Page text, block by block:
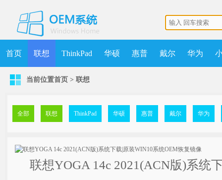
首页 联想 ThinkPad 华硕 惠普 戴尔 华为
机械师 MSDN 清华同方
当前位置首页 > 联想
全部 联想 ThinkPad 华硕 惠普 戴尔 华为
联想YOGA 14c 2021(ACN版)系统